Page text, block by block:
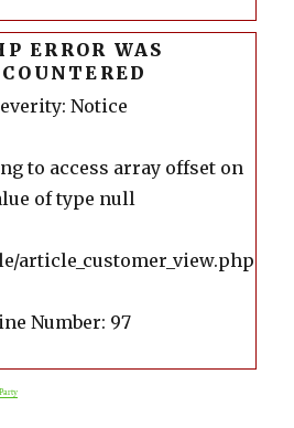
ERROR WAS
Notice
to access array offset on
of type null
article_customer_view.php
Number: 97